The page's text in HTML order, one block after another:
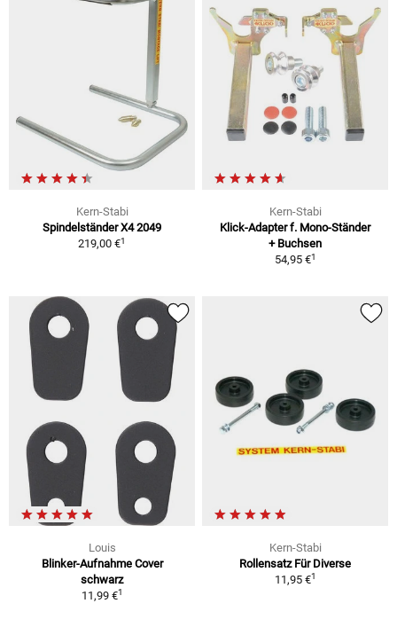
Kern-Stabi
Spindelständer X4 2049
219,00 €1
Kern-Stabi
Klick-Adapter f. Mono-Ständer
+ Buchsen
54,95 €1
Louis
Blinker-Aufnahme Cover
schwarz
11,99 €1
Kern-Stabi
Rollensatz Für Diverse
11,95 €1